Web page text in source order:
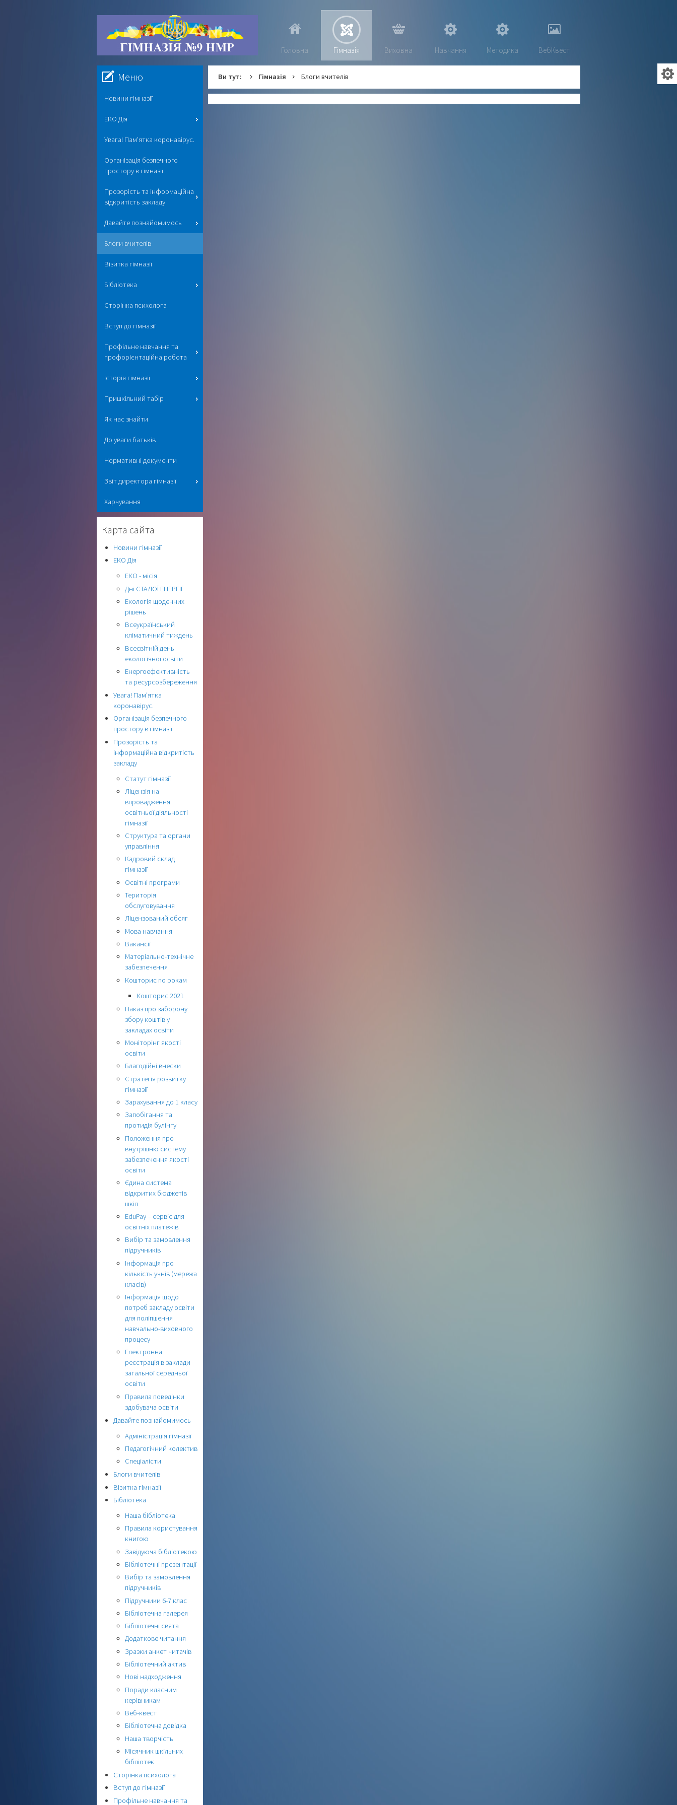
Головна Гімназія Виховна Навчання Методика ВебКвест
Ви тут: Гімназія Блоги вчителів
Меню
Новини гімназії
ЕКО Дія
Увага! Пам'ятка коронавірус.
Організація безпечного
простору в гімназії
Прозорість та інформаційна
відкритість закладу
Давайте познайомимось
Блоги вчителів
Візитка гімназії
Бібліотека
Сторінка психолога
Вступ до гімназії
Профільне навчання та
профорієнтаційна робота
Історія гімназії
Пришкільний табір
Як нас знайти
До уваги батьків
Нормативні документи
Звіт директора гімназії
Харчування
Карта сайта
Новини гімназії
ЕКО Дія
ЕКО - місія
Дні СТАЛОЇ ЕНЕРГІЇ
Екологія щоденних
рішень
Всеукраїнський
кліматичний тиждень
Всесвітній день
екологічної освіти
Енергоефективність
та ресурсозбереження
Увага! Пам'ятка
коронавірус.
Організація безпечного
простору в гімназії
Прозорість та
інформаційна відкритість
закладу
Статут гімназії
Ліцензія на
впровадження
освітньої діяльності
гімназії
Структура та органи
управління
Кадровий склад
гімназії
Освітні програми
Територія
обслуговування
Ліцензований обсяг
Мова навчання
Вакансії
Матеріально-технічне
забезпечення
Кошторис по рокам
Кошторис 2021
Наказ про заборону
збору коштів у
закладах освіти
Моніторінг якості
освіти
Благодійні внески
Стратегія розвитку
гімназії
Зарахування до 1 класу
Запобігання та
протидія булінгу
Положення про
внутрішню систему
забезпечення якості
освіти
Єдина система
відкритих бюджетів
шкіл
EduPay – сервіс для
освітніх платежів
Вибір та замовлення
підручників
Інформація про
кількість учнів (мережа
класів)
Інформація щодо
потреб закладу освіти
для поліпшення
навчально-виховного
процесу
Електронна
реєстрація в заклади
загальної середньої
освіти
Правила поведінки
здобувача освіти
Давайте познайомимось
Адміністрація гімназії
Педагогічний колектив
Спеціалісти
Блоги вчителів
Візитка гімназії
Бібліотека
Наша бібліотека
Правила користування
книгою
Завідуюча бібліотекою
Бібліотечні презентації
Вибір та замовлення
підручників
Підручники 6-7 клас
Бібліотечна галерея
Бібліотечні свята
Додаткове читання
Зразки анкет читачів
Бібліотечний актив
Нові надходження
Поради класним
керівникам
Веб-квест
Бібліотечна довідка
Наша творчість
Місячник шкільних
бібліотек
Сторінка психолога
Вступ до гімназії
Профільне навчання та